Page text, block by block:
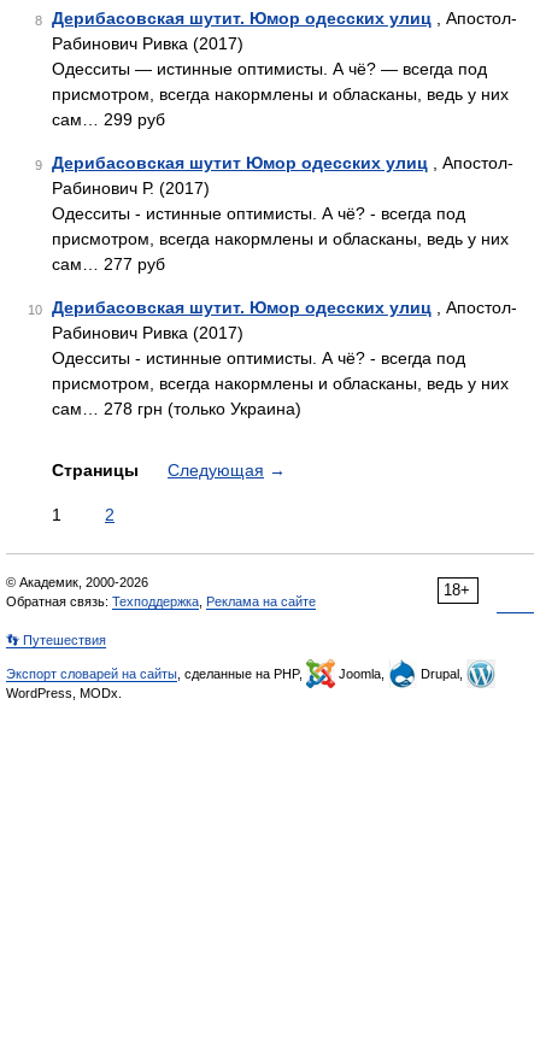
8 Дерибасовская шутит. Юмор одесских улиц , Апостол-
Рабинович Ривка (2017)
Одесситы — истинные оптимисты. А чё? — всегда под
присмотром, всегда накормлены и обласканы, ведь у них
сам… 299 руб
9 Дерибасовская шутит Юмор одесских улиц , Апостол-
Рабинович Р. (2017)
Одесситы - истинные оптимисты. А чё? - всегда под
присмотром, всегда накормлены и обласканы, ведь у них
сам… 277 руб
10 Дерибасовская шутит. Юмор одесских улиц , Апостол-
Рабинович Ривка (2017)
Одесситы - истинные оптимисты. А чё? - всегда под
присмотром, всегда накормлены и обласканы, ведь у них
сам… 278 грн (только Украина)
Страницы Следующая →
1 2
18+
© Академик, 2000-2026
Обратная связь: Техподдержка Реклама на сайте
👣 Путешествия
Экспорт словарей на сайты , сделанные на PHP, Joomla,
Drupal,
WordPress, MODx.